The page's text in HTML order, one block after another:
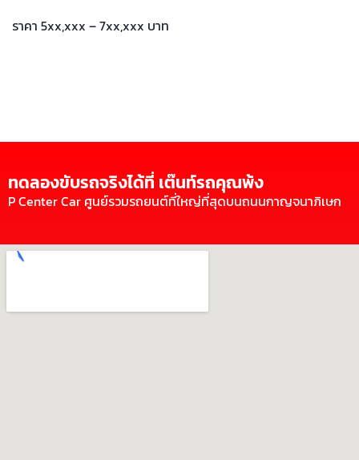
ราคา 5xx,xxx – 7xx,xxx บาท
ทดลองขับรถจริงได้ที่ เต๊นท์รถคุณพ้ง
P Center Car ศูนย์รวมรถยนต์ที่ใหญ่ที่สุดบนถนนกาญจนาภิเษก